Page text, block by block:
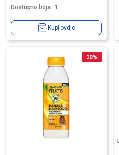
Dostupno boja: 1
Kupi ovdje
30%